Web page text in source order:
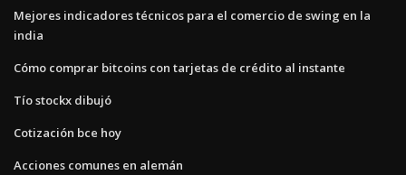
Mejores indicadores técnicos para el comercio de swing en la
india
Cómo comprar bitcoins con tarjetas de crédito al instante
Tío stockx dibujó
Cotización bce hoy
Acciones comunes en alemán